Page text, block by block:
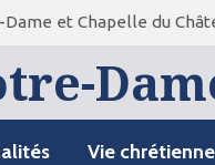
et Chapelle du
Vie chrétienne